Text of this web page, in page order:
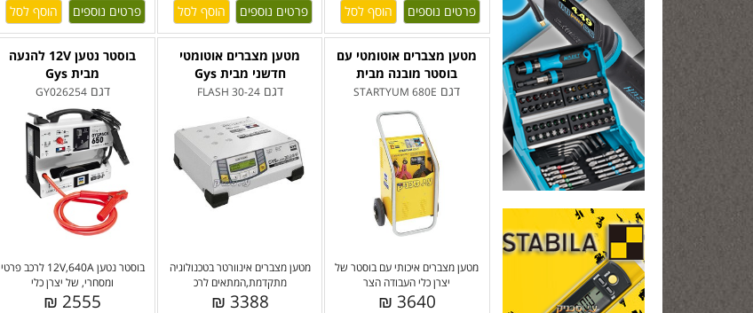
פרטים נוספים פרטים נוספים פרטים נוספים
בוסטר נטען 12V להנעה
מבית Gys
דגםGY026254
בוסטר נטען 12V,640A לרכב פרטי
ומסחרי, של יצרן כלי
2555 ₪
מטען מצברים אוטומטי
חדשני מבית Gys
דגםFLASH 30-24
מטען מצברים אינוורטר בטכנולוגיה
מתקדמת,המתאים לרכ
3388 ₪
מטען מצברים אוטומטי עם
בוסטר מובנה מבית
דגם STARTYUM 680E
מטען מצברים איכותי עם בוסטר של
יצרן כלי העבודה הצר
3640 ₪